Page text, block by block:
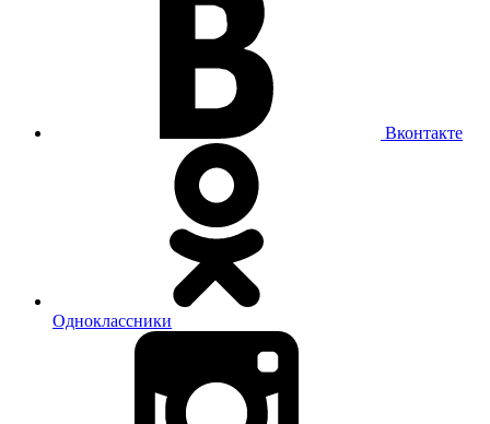
Вконтакте
Одноклассники